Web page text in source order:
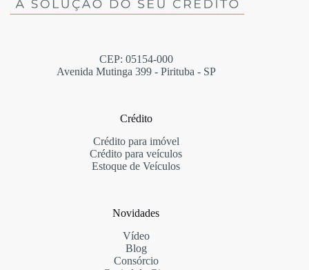
CEP: 05154-000
Avenida Mutinga 399 - Pirituba - SP
Crédito
Crédito para imóvel
Crédito para veículos
Estoque de Veículos
Novidades
Vídeo
Blog
Consórcio